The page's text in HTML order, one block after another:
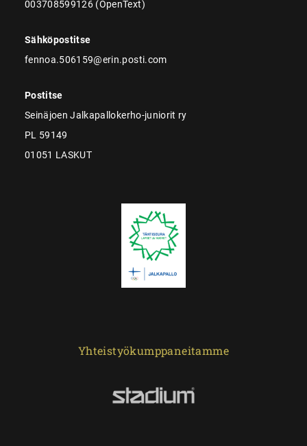
003708599126 (OpenText)
Sähköpostitse
fennoa.506159@erin.posti.com
Postitse
Seinäjoen Jalkapallokerho-juniorit ry
PL 59149
01051 LASKUT
Yhteistyökumppaneitamme